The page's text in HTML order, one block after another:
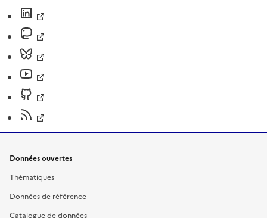
Données ouvertes
Thématiques
Données de référence
Catalogue de données